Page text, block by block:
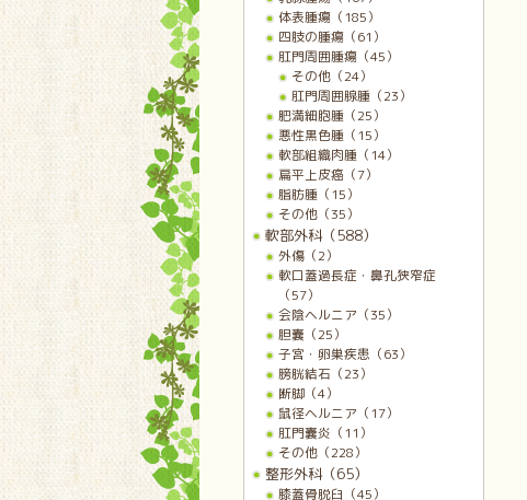
体表腫瘍（185）
四肢の腫瘍（61）
肛門周囲腫瘍（45）
その他（24）
肛門周囲腺腫（23）
肥満細胞腫（25）
悪性黒色腫（15）
軟部組織肉腫（14）
扁平上皮癌（7）
脂肪腫（15）
その他（35）
軟部外科（588）
外傷（2）
軟口蓋過長症・鼻孔狭窄症
（57）
会陰ヘルニア（35）
胆嚢（25）
子宮・卵巣疾患（63）
膀胱結石（23）
断脚（4）
鼠径ヘルニア（17）
肛門嚢炎（11）
その他（228）
整形外科（65）
膝蓋骨脱臼（45）